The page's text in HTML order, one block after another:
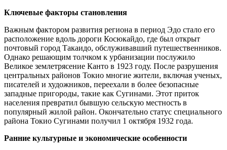
Ключевые факторы становления
Важным фактором развития региона в период Эдо стало его
расположение вдоль дороги Косюкайдо, где был открыт
почтовый город Такаидо, обслуживавший путешественников.
Однако решающим толчком к урбанизации послужило
Великое землетрясение Канто в 1923 году. После разрушения
центральных районов Токио многие жители, включая ученых,
писателей и художников, переехали в более безопасные
западные пригороды, такие как Сугинами. Этот приток
населения превратил бывшую сельскую местность в
популярный жилой район. Окончательно статус специального
района Токио Сугинами получил 1 октября 1932 года.
Ранние культурные и экономические особенности